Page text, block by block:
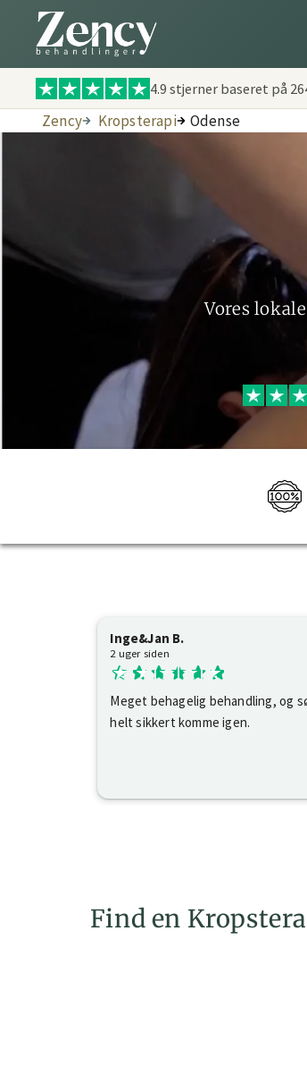
4.9 stjerner baseret på
Zency Kropsterapi Odense
Vores
Inge&Jan B.
2 uger siden
Meget behagelig behandling, og
helt sikkert komme igen.
Find en